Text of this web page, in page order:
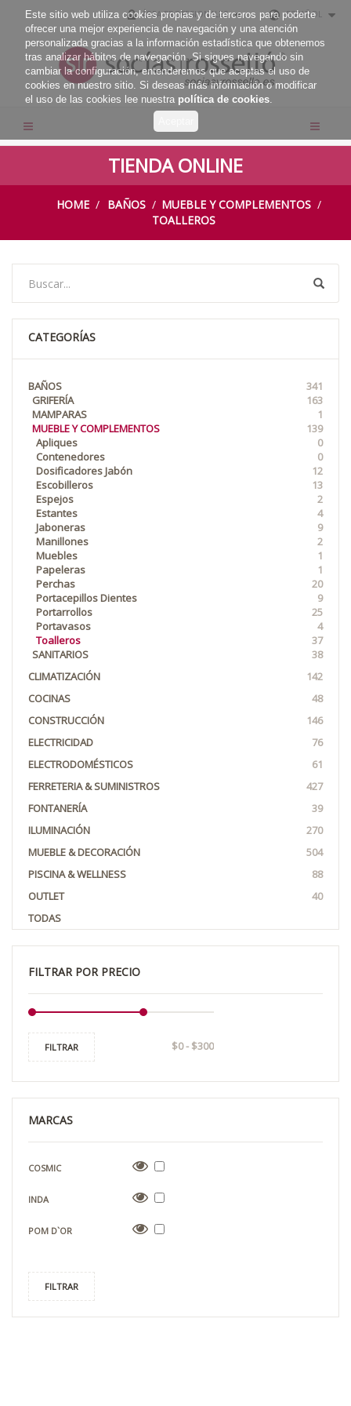
ÁREA PROFESIONALES ESPAÑOL
TIENDA ONLINE
HOME BAÑOS
MUEBLE Y COMPLEMENTOS
TOALLEROS
CATEGORÍAS
BAÑOS
341
GRIFERÍA
163
MAMPARAS
1
MUEBLE Y COMPLEMENTOS
139
Apliques
0
Contenedores
0
Dosificadores Jabón
12
Escobilleros
13
Espejos
2
Estantes
4
Jaboneras
9
Manillones
2
Muebles
1
Papeleras
1
Perchas
20
Portacepillos Dientes
9
Portarrollos
25
Portavasos
4
Toalleros
37
SANITARIOS
38
CLIMATIZACIÓN
142
COCINAS
48
CONSTRUCCIÓN
146
ELECTRICIDAD
76
ELECTRODOMÉSTICOS
61
FERRETERIA & SUMINISTROS
427
FONTANERÍA
39
ILUMINACIÓN
270
MUEBLE & DECORACIÓN
504
PISCINA & WELLNESS
88
OUTLET
40
TODAS
FILTRAR POR PRECIO
FILTRAR
MARCAS
COSMIC
INDA
POM D`OR
FILTRAR
Este sitio web utiliza cookies propias y de terceros para poderte
ofrecer una mejor experiencia de navegación y una atención
personalizada gracias a la información estadística que obtenemos
tras analizar hábitos de navegación. Si sigues navegando sin
cambiar la configuración, entenderemos que aceptas el uso de
cookies en nuestro sitio. Si deseas más información o modificar
el uso de las cookies lee nuestra política de cookies.